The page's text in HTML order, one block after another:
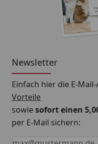
Newsletter
Einfach hier die E-
Vorteile
sowiesofort einen
per E-Mail sichern:
Keine Eingabe
Eingabe erforderlich
E-Mail *